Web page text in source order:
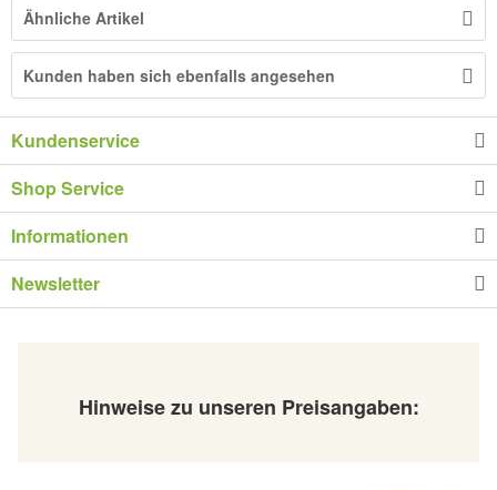
Ähnliche Artikel
Kunden haben sich ebenfalls angesehen
Kundenservice
Shop Service
Informationen
Newsletter
Hinweise zu unseren Preisangaben: